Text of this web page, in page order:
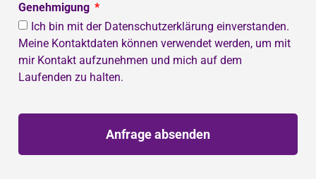
Genehmigung
Ich bin mit der Datenschutzerklärung einverstanden.
Meine Kontaktdaten können verwendet werden, um mit
mir Kontakt aufzunehmen und mich auf dem
Laufenden zu halten.
Anfrage absenden